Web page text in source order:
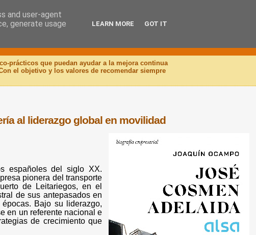
prácticos que puedan ayudar a la mejora continua
el objetivo y los valores de recomendar siempre
al liderazgo global en movilidad
españoles del siglo XX.
pionera del transporte
de Leitariegos, en el
de sus antepasados en
Bajo su liderazgo,
en un referente nacional e
de crecimiento que
and user-agent
generate usage
LEARN MORE GOT IT